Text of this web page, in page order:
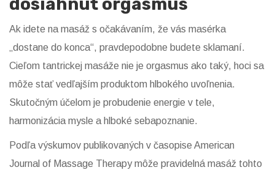
dosiahnuť orgasmus
Ak idete na masáž s očakávaním, že vás masérka
„dostane do konca“, pravdepodobne budete sklamaní.
Cieľom tantrickej masáže nie je orgasmus ako taký, hoci sa
môže stať vedľajším produktom hlbokého uvoľnenia.
Skutočným účelom je probudenie energie v tele,
harmonizácia mysle a hlboké sebapoznanie.
Podľa výskumov publikovaných v časopise American
Journal of Massage Therapy môže pravidelná masáž tohto